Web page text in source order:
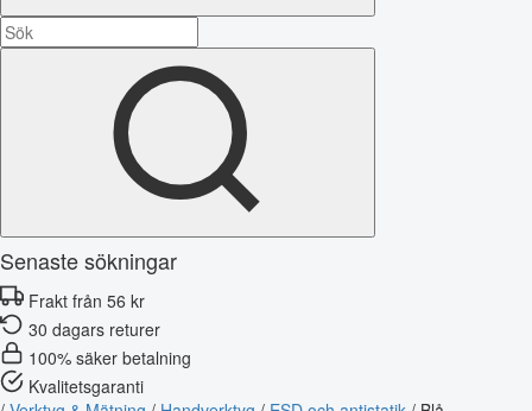
Senaste sökningar
Frakt från 56 kr
30 dagars returer
100% säker betalning
Kvalitetsgaranti